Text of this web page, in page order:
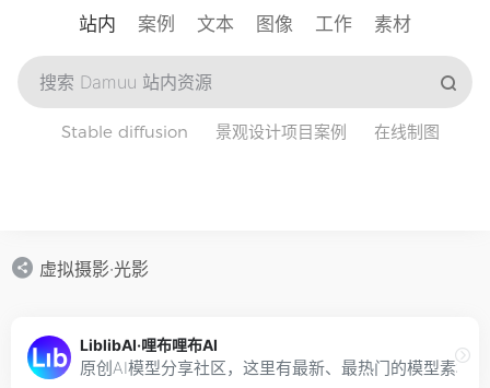
站内 案例 文本 图像 工作 素材
Stable diffusion 景观设计项目案例 在线制图
虚拟摄影·光影
LiblibAI·哩布哩布AI
原创AI模型分享社区，这里有最新、最热门的模型素材